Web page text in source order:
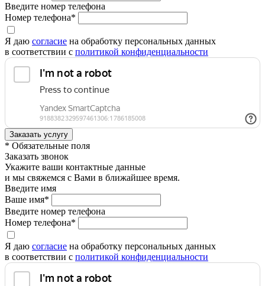
Введите номер телефона
Номер телефона*
Я даю согласие на обработку персональных данных
в соответствии с политикой конфиденциальности
* Обязательные поля
Заказать звонок
Укажите ваши контактные данные
и мы свяжемся с Вами в ближайшее время.
Введите имя
Ваше имя*
Введите номер телефона
Номер телефона*
Я даю согласие на обработку персональных данных
в соответствии с политикой конфиденциальности